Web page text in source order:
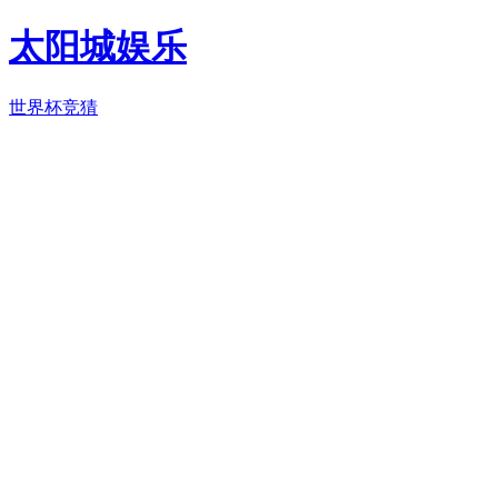
太阳城娱乐
世界杯竞猜